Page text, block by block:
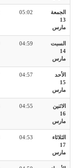
الجمعة
13
مارس
05:02
السبت
14
مارس
04:59
الأحد
15
مارس
04:57
الاثنين
16
مارس
04:55
الثلاثاء
17
مارس
04:53